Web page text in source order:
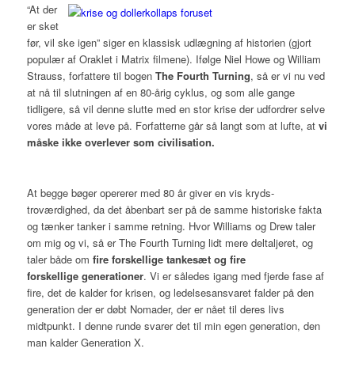
“At der
er sket
før, vil ske igen” siger en klassisk udlægning af historien (gjort
populær af Orakleti Matrix filmene). Ifølge Niel Howe og William
Strauss, forfattere til bogenThe Fourth Turning, så er vi nu ved
at nå til slutningen af en 80-årig cyklus, og som alle gange
tidligere, så vil denne slutte med en stor krise der udfordrer selve
vores måde at leve på. Forfatterne går så langt som at lufte, atvi
måske ikke overlever som civilisation.
At begge bøger opererer med 80 år giver en vis kryds-
troværdighed, da det åbenbart ser på de samme historiske fakta
og tænker tanker i samme retning. Hvor Williams og Drew taler
om mig og vi, så er The Fourth Turning lidt mere deltaljeret, og
taler både om fire forskellige tankesæt og fire
forskellige generationer. Vi er således igang med fjerde fase af
fire, det de kalder forkrisen, og ledelsesansvaret falder på den
generation der er døbt Nomader, der er nået til deres livs
midtpunkt. I denne runde svarer det til min egen generation, den
man kalder Generation X.